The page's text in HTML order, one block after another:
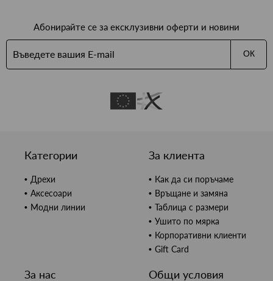
Абонирайте се за ексклузивни оферти и новини
ОК
Категории
Дрехи
Аксесоари
Модни линии
За клиента
Как да си поръчаме
Връщане и замяна
Таблица с размери
Ушито по мярка
Корпоративни клиенти
Gift Card
За нас Общи условия